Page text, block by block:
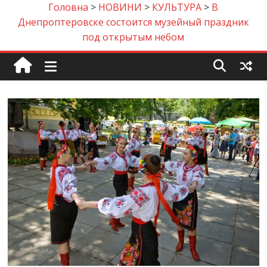
Головна > НОВИНИ > КУЛЬТУРА > В
Днепроптеровске состоится музейный праздник
под открытым небом